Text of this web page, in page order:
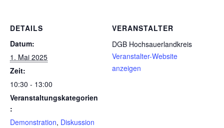
DETAILS
Datum:
1. Mai 2025
Zeit:
10:30 - 13:00
Veranstaltungskategorien
:
Demonstration, Diskussion
VERANSTALTER
DGB Hochsauerlandkreis
Veranstalter-Website
anzeigen